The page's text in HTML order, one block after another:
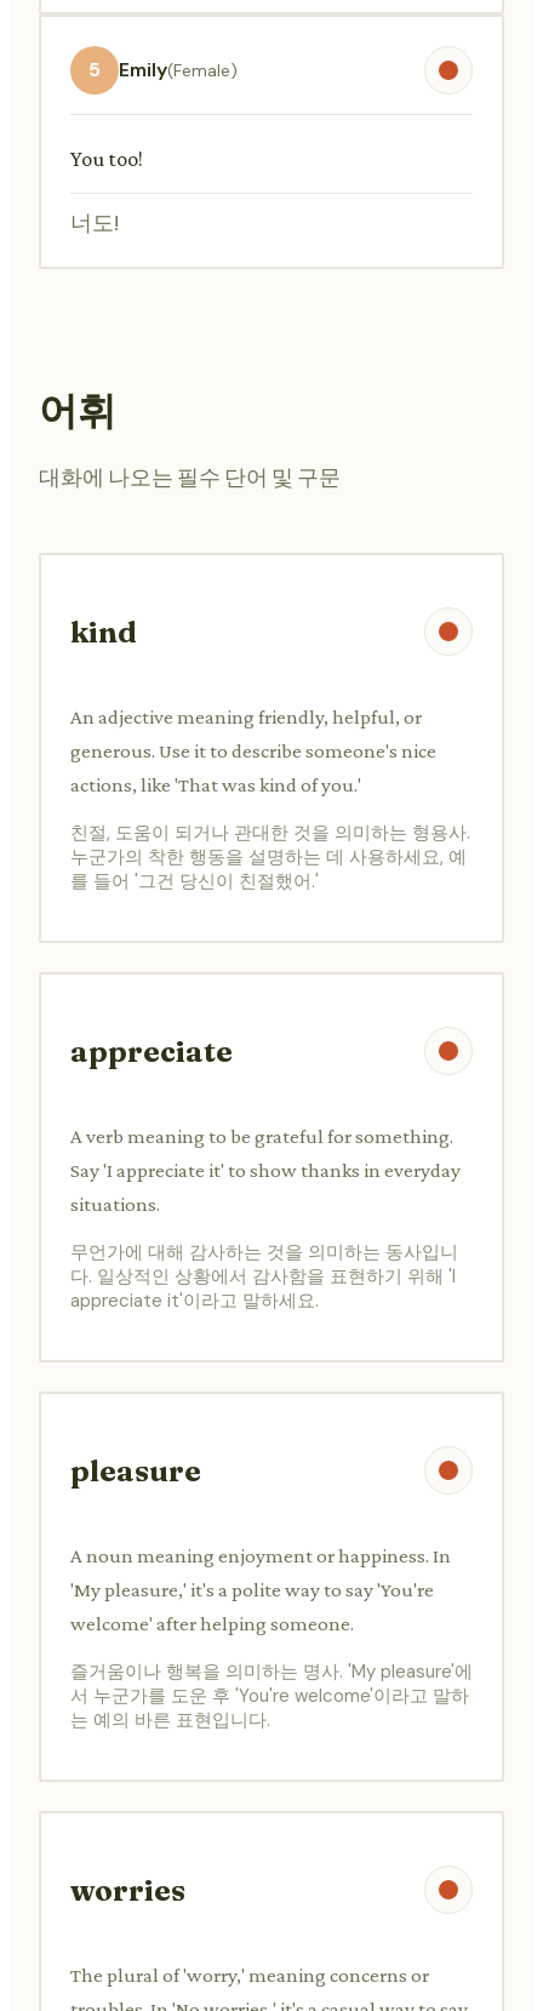
5 Emily(Female)
You too!
너도!
어휘
대화에 나오는 필수 단어 및 구문
kind
An adjective meaning friendly, helpful, or
generous. Use it to describe someone's nice
actions, like 'That was kind of you.'
친절, 도움이 되거나 관대한 것을 의미하는 형용사.
누군가의 착한 행동을 설명하는 데 사용하세요, 예
를 들어 '그건 당신이 친절했어.'
appreciate
A verb meaning to be grateful for something.
Say 'I appreciate it' to show thanks in everyday
situations.
무언가에 대해 감사하는 것을 의미하는 동사입니
다. 일상적인 상황에서 감사함을 표현하기 위해 'I
appreciate it'이라고 말하세요.
pleasure
A noun meaning enjoyment or happiness. In
'My pleasure,' it's a polite way to say 'You're
welcome' after helping someone.
즐거움이나 행복을 의미하는 명사. 'My pleasure'에
서 누군가를 도운 후 'You're welcome'이라고 말하
는 예의 바른 표현입니다.
worries
The plural of 'worry,' meaning concerns or